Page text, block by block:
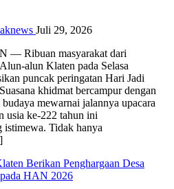
Juli 29, 2026
— Ribuan masyarakat dari
alun Klaten pada Selasa
puncak peringatan Hari Jadi
khidmat bercampur dengan
mewarnai jalannya upacara
usia ke-222 tahun ini
istimewa. Tidak hanya